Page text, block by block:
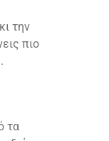
την
πιο
τα